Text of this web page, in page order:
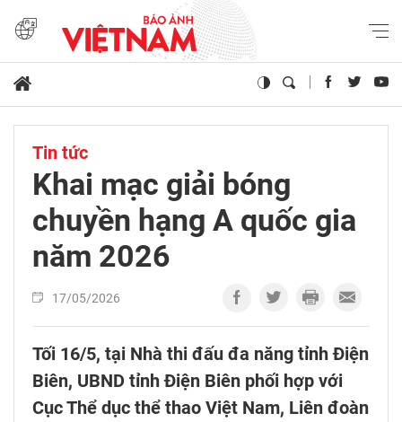
Tin tức
Khai mạc giải bóng
chuyền hạng A quốc gia
năm 2026
17/05/2026
Tối 16/5, tại Nhà thi đấu đa năng tỉnh Điện
Biên, UBND tỉnh Điện Biên phối hợp với
Cục Thể dục thể thao Việt Nam, Liên đoàn